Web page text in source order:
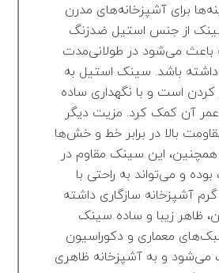
برای آشپزخانه‌های مدرن
از جنس استیل ضدزنگ
می‌شود در طولانی‌مدت
داشته باشد. سینک استیل به
کردن است و با نگهداری ساده
آن کمک کرد. مزیت دیگر
بالا در برابر خط و خش‌ها
این سینک مقاوم در
و می‌تواند به راحتی با
آشپزخانه سازگاری داشته
ظاهر زیبا و ساده سینک
معماری و دکوراسیون
می‌شود و به آشپزخانه ظاهری